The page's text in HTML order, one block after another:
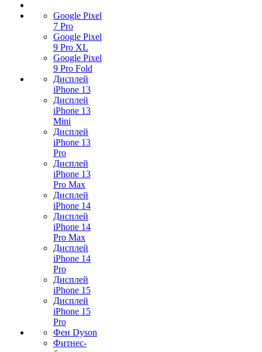
Google Pixel
7 Pro
Google Pixel
9 Pro XL
Google Pixel
9 Pro Fold
Дисплей
iPhone 13
Дисплей
iPhone 13
Mini
Дисплей
iPhone 13
Pro
Дисплей
iPhone 13
Pro Max
Дисплей
iPhone 14
Дисплей
iPhone 14
Pro Max
Дисплей
iPhone 14
Pro
Дисплей
iPhone 15
Дисплей
iPhone 15
Pro
Фен Dyson
Фитнес-